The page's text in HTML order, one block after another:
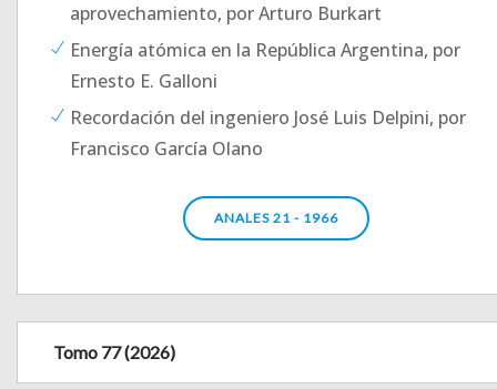
aprovechamiento, por Arturo Burkart
Energía atómica en la República Argentina, por
Ernesto E. Galloni
Recordación del ingeniero José Luis Delpini, por
Francisco García Olano
ANALES 21 - 1966
Tomo 77 (2026)